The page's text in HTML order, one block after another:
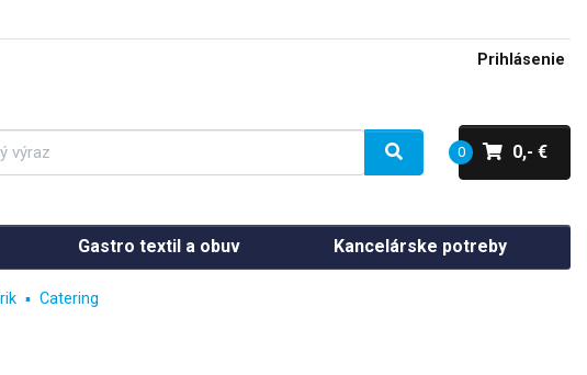
Prihlásenie
0 0,- €
Gastro textil a obuv Kancelárske potreby
Catering